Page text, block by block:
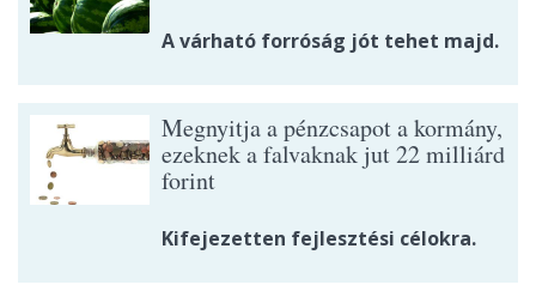
A várható forróság jót tehet majd.
Megnyitja a pénzcsapot a kormány,
ezeknek a falvaknak jut 22 milliárd
forint
Kifejezetten fejlesztési célokra.